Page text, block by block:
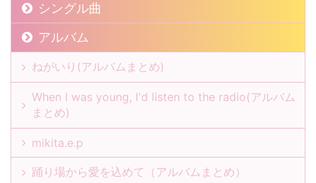
シングル曲
アルバム
ねがいり(アルバムまとめ)
When I was young, I'd listen to the radio(アルバム
まとめ)
mikita.e.p
踊り場から愛を込めて（アルバムまとめ）